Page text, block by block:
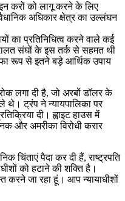
करों को लागू करने के लिए
अधिकार क्षेत्र का उल्लंघन
का प्रतिनिधित्व करने वाले कई
संघों के इस तर्क से सहमत थी
रूप से इतने बड़े आर्थिक उपाय
लगा दी है, जो अरबों डॉलर के
थे। ट्रंप ने न्यायपालिका पर
दी। ह्वाइट हाउस में
और अमरीका विरोधी करार
चिंताएं पैदा कर दी हैं, राष्ट्रपति
को हटाने की शक्ति है।
करने जा रहा हूं। आप न्यायाधीशों